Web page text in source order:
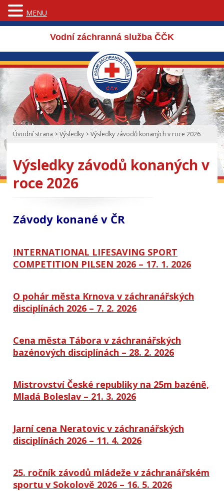
Vodní záchranná služba ČČK
Úvodní strana >Výsledky >Výsledky závodů konaných v roce 2026
Výsledky závodů konaných v
roce 2026
Závody konané v ČR
INTERNATIONAL LIFESAVING SPORT
COMPETITION PILSEN 2026 – 17. 1. 2026
O pohár města Krnova v záchranářských
disciplínách 2026 – 7. 2. 2026
Cena města Tábora v záchranářských
bazénových disciplínách – 28. 2. 2026
Mistrovství České republiky na 25m bazéně,
Mladá Boleslav – 21. 3. 2026
Jarní cena Neratovic v záchranářských
disciplínách 2026 – 11. 4. 2026
25. ročník závodů mládeže v záchranářském
sportu v Sokolově 2026 – 16. 5. 2026
MENU